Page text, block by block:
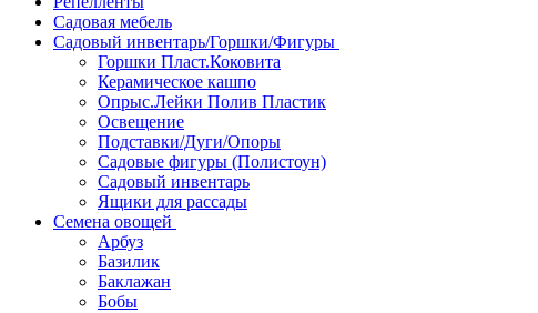
Садовая мебель
Садовый инвентарь/Горшки/Фигуры
Горшки Пласт.Коковита
Керамическое кашпо
Опрыс.Лейки Полив Пластик
Освещение
Подставки/Дуги/Опоры
Садовые фигуры (Полистоун)
Садовый инвентарь
Ящики для рассады
Семена овощей
Арбуз
Базилик
Баклажан
Бобы